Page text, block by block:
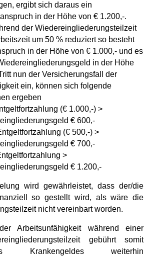
ergibt sich daraus ein
in der Höhe von € 1.200,-.
der Wiedereingliederungsteilzeit
um 50 % reduziert so besteht
in der Höhe von € 1.000,- und es
in der Höhe
nun der Versicherungsfall der
ein, können sich folgende
ergeben
(€ 1.000,-) >
€ 600,-
(€ 500,-) >
€ 700,-
>
€ 1.200,-
wird gewährleistet, dass der/die
so gestellt wird, als wäre die
nicht vereinbart worden.
Arbeitsunfähigkeit während einer
gebührt somit
Krankengeldes weiterhin